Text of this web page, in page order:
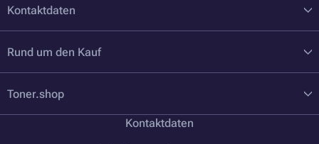
Kontaktdaten
Rund um den Kauf
Toner.shop
Kontaktdaten